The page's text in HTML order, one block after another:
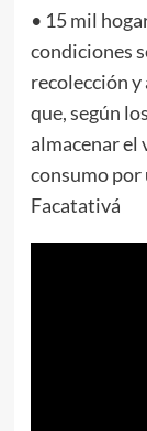
• 15 mil
condiciones
recolección
que, según
almacenar el
consumo por
Facatativá